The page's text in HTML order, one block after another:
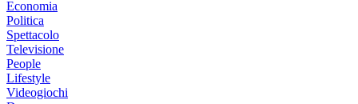
Economia
Politica
Spettacolo
Televisione
People
Lifestyle
Videogiochi